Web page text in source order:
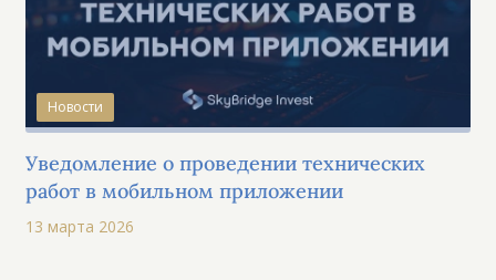
Новости
Уведомление о проведении технических
работ в мобильном приложении
13 марта 2026